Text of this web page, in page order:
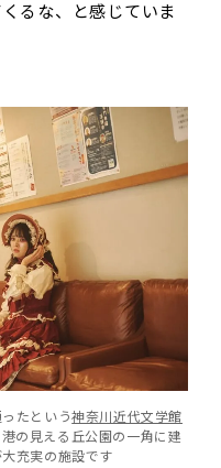
るな、と感じていま
たという神奈川近代文学館
の見える丘公園の一角に建
充実の施設です